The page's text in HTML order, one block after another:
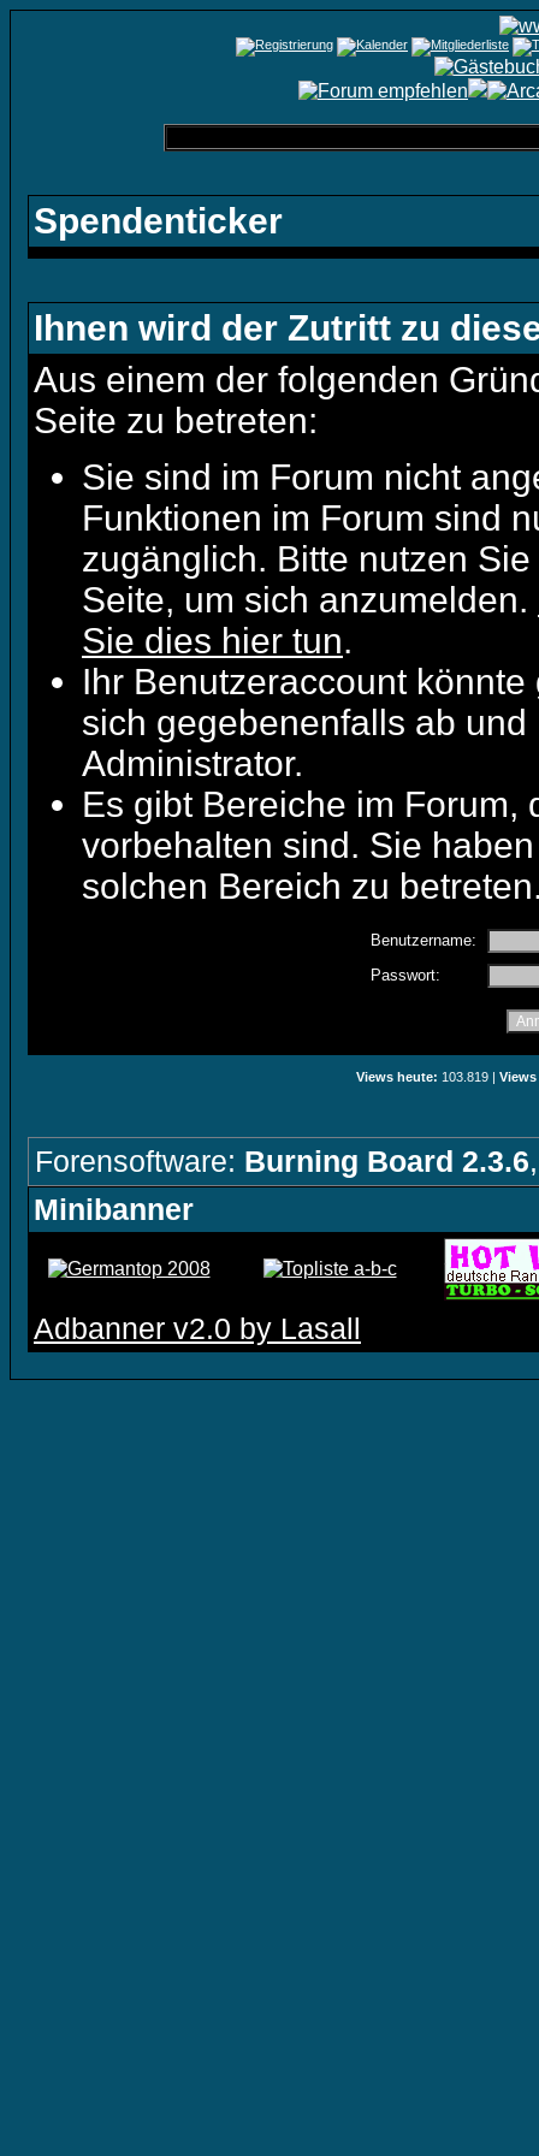
Spendenticker
Ihnen wird der Zutritt zu
Aus einem der folgenden
Seite zu betreten:
Sie sind im Forum nicht
Funktionen im Forum sind
zugänglich. Bitte nutzen
Seite, um sich anzumelden.
Sie dies hier tun.
Ihr Benutzeraccount
sich gegebenenfalls ab
Administrator.
Es gibt Bereiche im Forum,
vorbehalten sind. Sie
solchen Bereich zu
Benutzername:
Passwort:
Views heute: 103.819 |
Forensoftware: Burning Board 2.3.6
Minibanner
Adbanner v2.0 by Lasall